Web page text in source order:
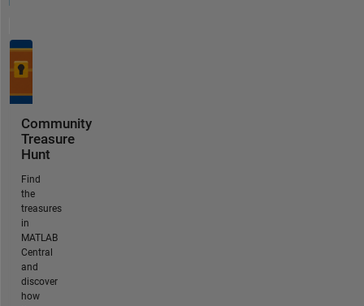
Community
Treasure
Hunt
Find
the
treasures
in
MATLAB
Central
and
discover
how